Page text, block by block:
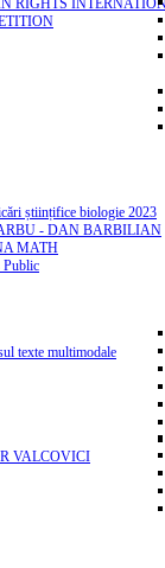
RIGHTS
științifice biologie 2023
- DAN BARBILIAN
MATH
Public
texte multimodale
VALCOVICI